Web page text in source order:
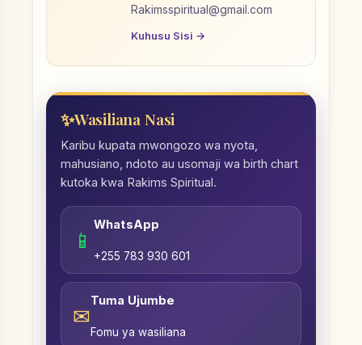
Rakimsspiritual@gmail.com
Kuhusu Sisi →
Wasiliana Nasi
Karibu kupata mwongozo wa nyota,
mahusiano, ndoto au usomaji wa birth chart
kutoka kwa Rakims Spiritual.
📱
WhatsApp
+255 783 930 601
✉
Tuma Ujumbe
Fomu ya wasiliana